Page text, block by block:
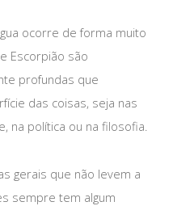
ocorre de forma muito
Escorpião são
profundas que
das coisas, seja nas
na política ou na filosofia.
gerais que não levem a
sempre tem algum